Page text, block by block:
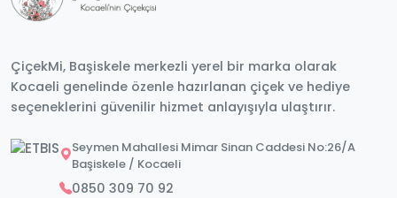
ÇiçekMi, Başiskele merkezli yerel bir marka olarak
Kocaeli genelinde özenle hazırlanan çiçek ve hediye
seçeneklerini güvenilir hizmet anlayışıyla ulaştırır.
Seymen Mahallesi Mimar Sinan Caddesi No:26/A
Başiskele / Kocaeli
0850 309 70 92